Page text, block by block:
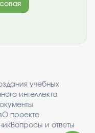
учебных
интеллекта
О проекте
Вопросы и ответы